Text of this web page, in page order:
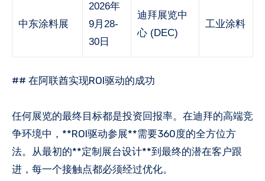
中东涂料展
2026年
9月28-
30日
迪拜展览中
心 (DEC)
工业涂料
## 在阿联酋实现ROI驱动的成功
任何展览的最终目标都是投资回报率。在迪拜的高端竞
争环境中，**ROI驱动参展**需要360度的全方位方
法。从最初的**定制展台设计**到最终的潜在客户跟
进，每一个接触点都必须经过优化。